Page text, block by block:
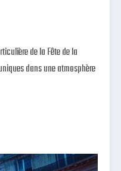
de la Fête de la
dans une atmosphère